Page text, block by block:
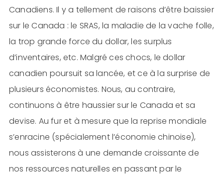
Canadiens. Il y a tellement de raisons d’être baissier
sur le Canada : le SRAS, la maladie de la vache folle,
la trop grande force du dollar, les surplus
d’inventaires, etc. Malgré ces chocs, le dollar
canadien poursuit sa lancée, et ce à la surprise de
plusieurs économistes. Nous, au contraire,
continuons à être haussier sur le Canada et sa
devise. Au fur et à mesure que la reprise mondiale
s’enracine (spécialement l’économie chinoise),
nous assisterons à une demande croissante de
nos ressources naturelles en passant par le